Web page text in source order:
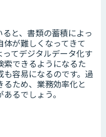
と、書類の蓄積によっ
が難しくなってきて
ってデジタルデータ化す
索できるようになるた
容易になるのです。過
ため、業務効率化と
るでしょう。